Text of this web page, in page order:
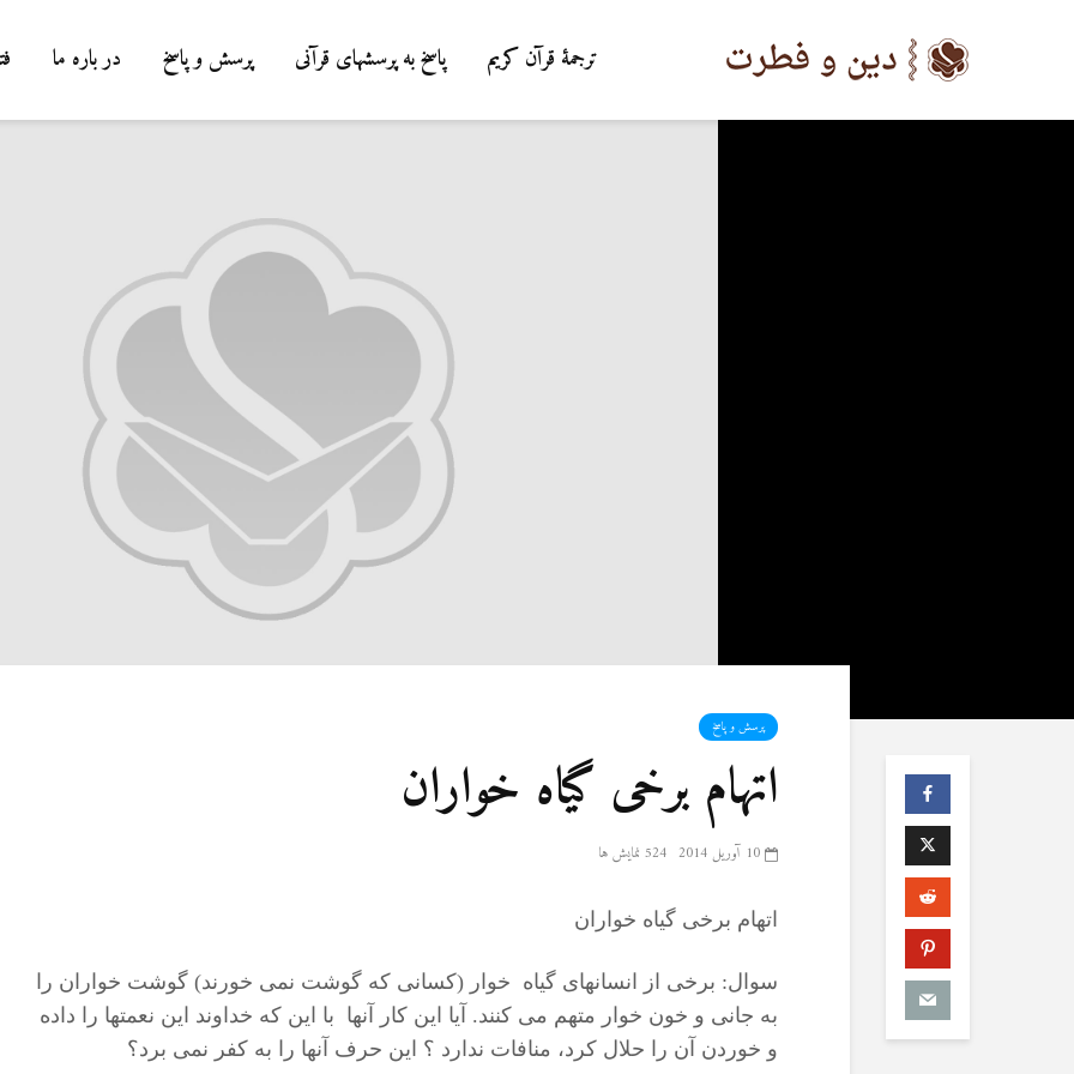
ترجمۀ قرآن کریم پاسخ به پرسشهای قرآنی پرسش و پاسخ در باره ما
پرسش و پاسخ
اتهام برخی گیاه خواران
10 آوریل 2014 524 نمایش ها
اتهام برخی گیاه خواران
سوال: برخی از انسانهای گیاه خوار (کسانی که گوشت نمی خورند) گوشت خواران را
به جانی و خون خوار متهم می کنند. آیا این کار آنها با این که خداوند این نعمتها را داده
و خوردن آن را حلال کرد، منافات ندارد ؟ این حرف آنها را به کفر نمی برد؟